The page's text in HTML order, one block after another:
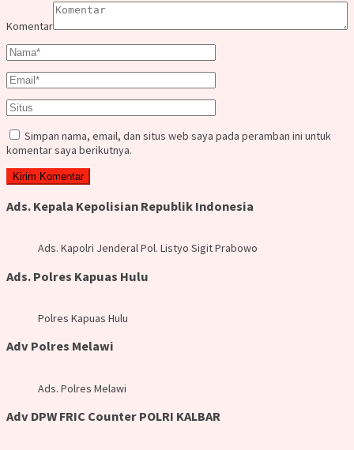
Komentar
Simpan nama, email, dan situs web saya pada peramban ini untuk
komentar saya berikutnya.
Ads. Kepala Kepolisian Republik Indonesia
Ads. Kapolri Jenderal Pol. Listyo Sigit Prabowo
Ads. Polres Kapuas Hulu
Polres Kapuas Hulu
Adv Polres Melawi
Ads. Polres Melawi
Adv DPW FRIC Counter POLRI KALBAR